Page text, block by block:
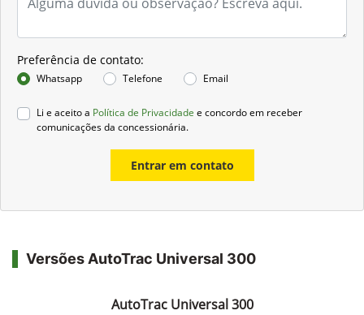
Preferência de contato:
Whatsapp Telefone Email
Li e aceito a Política de Privacidade e concordo em receber
comunicações da concessionária.
Entrar em contato
Versões AutoTrac Universal 300
AutoTrac Universal 300